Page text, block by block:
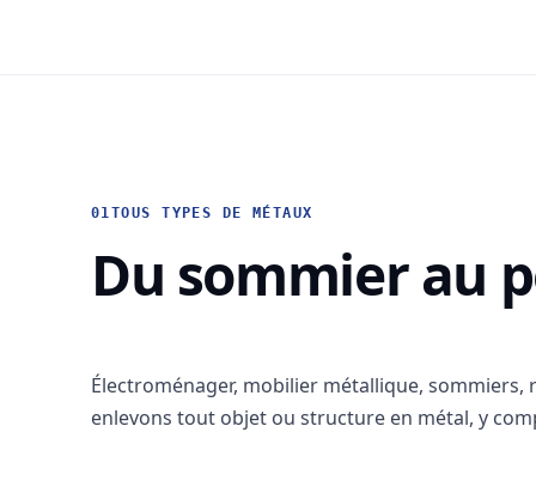
01 TOUS TYPES DE MÉTAUX
Du sommier au
Électroménager, mobilier métallique,
enlevons tout objet ou structure en métal, y